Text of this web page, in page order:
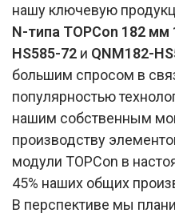
нашу ключевую
N-типа TOPCon 182 мм
HS585-72 и QNM182-
большим спросом в
популярностью
нашим собственным
производству
модули TOPCon в
45% наших общих
В перспективе мы